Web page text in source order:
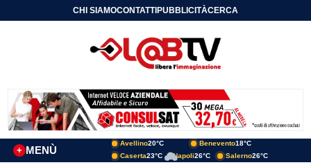
CHI SIAMOCONTATTIPUBBLICITÀCERCA
MENÙ
+
Avellino20°C Benevento18°C
Caserta23°C Napoli26°C Salerno26°C